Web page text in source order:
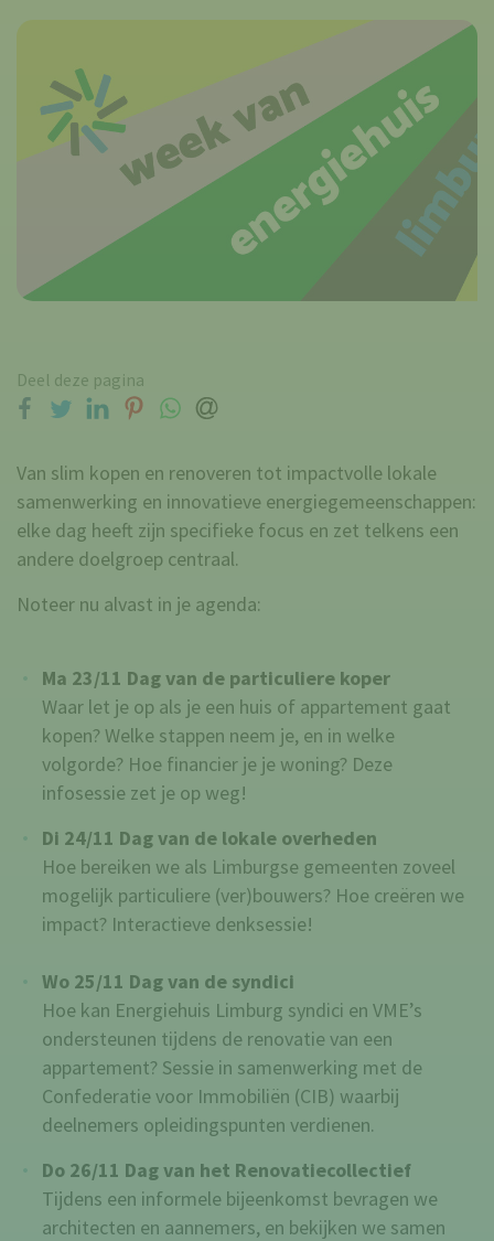
Deel deze pagina
op Facebook
op Twitterop LinkedIn
op Pinterestop WhatsApp
Van slim kopen en renoveren tot impactvolle lokale
samenwerking en innovatieve energiegemeenschappen:
elke dag heeft zijn specifieke focus en zet telkens een
andere doelgroep centraal.
Noteer nu alvast in je agenda:
Ma 23/11 Dag van de particuliere koper
Waar let je op als je een huis of appartement gaat
kopen? Welke stappen neem je, en in welke
volgorde? Hoe financier je je woning? Deze
infosessie zet je op weg!
Di 24/11 Dag van de lokale overheden
Hoe bereiken we als Limburgse gemeenten zoveel
mogelijk particuliere (ver)bouwers? Hoe creëren we
impact? Interactieve denksessie!
Wo 25/11 Dag van de syndici
Hoe kan Energiehuis Limburg syndici en VME’s
ondersteunen tijdens de renovatie van een
appartement? Sessie in samenwerking met de
Confederatie voor Immobiliën (CIB) waarbij
deelnemers opleidingspunten verdienen.
Do 26/11 Dag van het Renovatiecollectief
Tijdens een informele bijeenkomst bevragen we
architecten en aannemers, en bekijken we samen